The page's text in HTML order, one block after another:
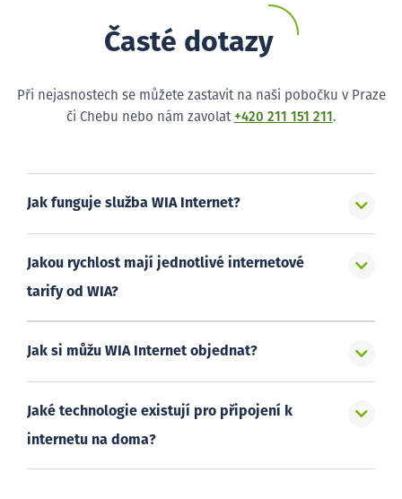
Časté dotazy
Při nejasnostech se můžete zastavit na naši pobočku v Praze
či Chebu nebo nám zavolat +420 211 151 211 .
Jak funguje služba WIA Internet?
Jakou rychlost mají jednotlivé internetové
tarify od WIA?
Jak si můžu WIA Internet objednat?
Jaké technologie existují pro připojení k
internetu na doma?